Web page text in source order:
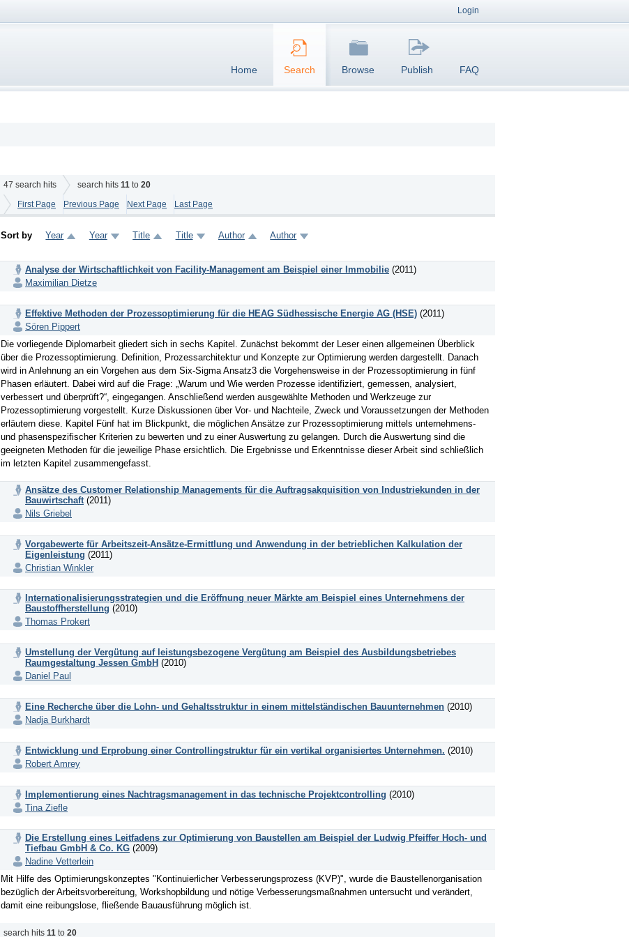
Login
Home Search Browse Publish FAQ
47 search hits search hits 11 to 20
First Page
Previous Page Next Page Last Page
Sort by Year Year Title Title Author Author
Analyse der Wirtschaftlichkeit von Facility-Management am Beispiel einer Immobilie (2011)
Maximilian Dietze
Effektive Methoden der Prozessoptimierung für die HEAG Südhessische Energie AG (HSE) (2011)
Sören Pippert
Die vorliegende Diplomarbeit gliedert sich in sechs Kapitel. Zunächst bekommt der Leser einen allgemeinen Überblick
über die Prozessoptimierung. Definition, Prozessarchitektur und Konzepte zur Optimierung werden dargestellt. Danach
wird in Anlehnung an ein Vorgehen aus dem Six-Sigma Ansatz3 die Vorgehensweise in der Prozessoptimierung in fünf
Phasen erläutert. Dabei wird auf die Frage: „Warum und Wie werden Prozesse identifiziert, gemessen, analysiert,
verbessert und überprüft?“, eingegangen. Anschließend werden ausgewählte Methoden und Werkzeuge zur
Prozessoptimierung vorgestellt. Kurze Diskussionen über Vor- und Nachteile, Zweck und Voraussetzungen der Methoden
erläutern diese. Kapitel Fünf hat im Blickpunkt, die möglichen Ansätze zur Prozessoptimierung mittels unternehmens-
und phasenspezifischer Kriterien zu bewerten und zu einer Auswertung zu gelangen. Durch die Auswertung sind die
geeigneten Methoden für die jeweilige Phase ersichtlich. Die Ergebnisse und Erkenntnisse dieser Arbeit sind schließlich
im letzten Kapitel zusammengefasst.
Ansätze des Customer Relationship Managements für die Auftragsakquisition von Industriekunden in der
Bauwirtschaft (2011)
Nils Griebel
Vorgabewerte für Arbeitszeit-Ansätze-Ermittlung und Anwendung in der betrieblichen Kalkulation der
Eigenleistung (2011)
Christian Winkler
Internationalisierungsstrategien und die Eröffnung neuer Märkte am Beispiel eines Unternehmens der
Baustoffherstellung (2010)
Thomas Prokert
Umstellung der Vergütung auf leistungsbezogene Vergütung am Beispiel des Ausbildungsbetriebes
Raumgestaltung Jessen GmbH (2010)
Daniel Paul
Eine Recherche über die Lohn- und Gehaltsstruktur in einem mittelständischen Bauunternehmen (2010)
Nadja Burkhardt
Entwicklung und Erprobung einer Controllingstruktur für ein vertikal organisiertes Unternehmen. (2010)
Robert Amrey
Implementierung eines Nachtragsmanagement in das technische Projektcontrolling (2010)
Tina Ziefle
Die Erstellung eines Leitfadens zur Optimierung von Baustellen am Beispiel der Ludwig Pfeiffer Hoch- und
Tiefbau GmbH & Co. KG (2009)
Nadine Vetterlein
Mit Hilfe des Optimierungskonzeptes "Kontinuierlicher Verbesserungsprozess (KVP)", wurde die Baustellenorganisation
bezüglich der Arbeitsvorbereitung, Workshopbildung und nötige Verbesserungsmaßnahmen untersucht und verändert,
damit eine reibungslose, fließende Bauausführung möglich ist.
search hits 11 to 20